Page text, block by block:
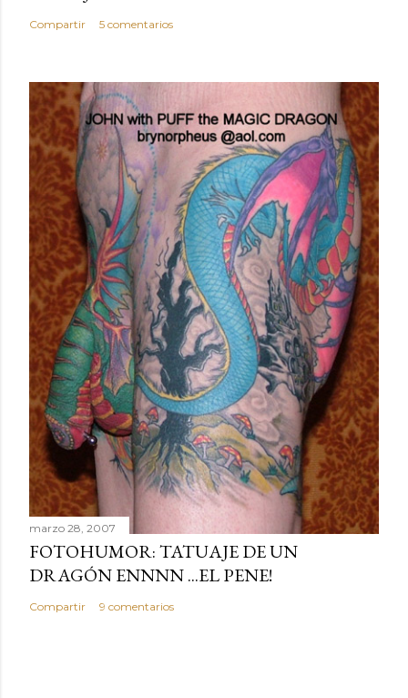
Compartir 5 comentarios
marzo 28, 2007
FOTOHUMOR: TATUAJE DE UN
DRAGÓN ENNNN ...EL PENE!
Compartir 9 comentarios